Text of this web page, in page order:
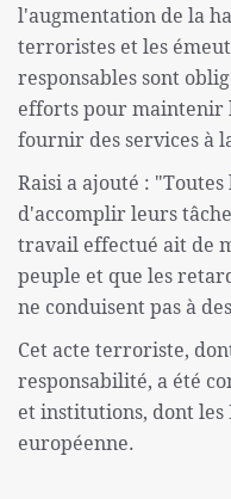
l'augmentation de la
terroristes et les
responsables sont
efforts pour maintenir
fournir des services à
Raisi a ajouté :
d'accomplir leurs
travail effectué ait de
peuple et que les
ne conduisent pas à
Cet acte terroriste,
responsabilité, a été
et institutions, dont
européenne.